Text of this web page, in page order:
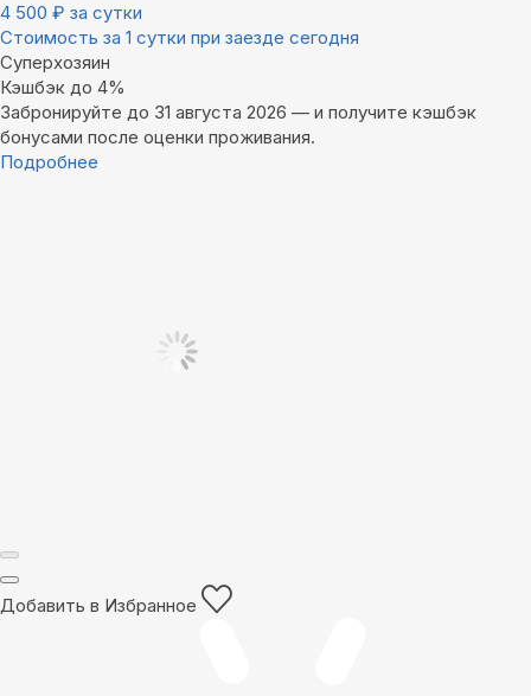
4 500 ₽ за сутки
Стоимость за 1 сутки при заезде сегодня
Суперхозяин
Кэшбэк до 4%
Забронируйте до 31 августа 2026 — и получите кэшбэк
бонусами после оценки проживания.
Подробнее
Добавить в Избранное